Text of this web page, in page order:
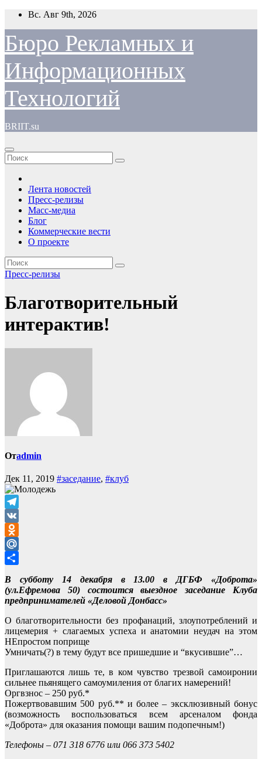
Перейти
содержимому
Вс. Авг 9th, 2026
Бюро Рекламных и
Информационных
Технологий
BRIIT.su
Лента новостей
Пресс-релизы
Масс-медиа
Блог
Коммерческие вести
О проекте
Пресс-релизы
Благотворительный
интерактив!
Отadmin
Дек 11, 2019 #заседание, #клуб
Telegram
VK
Odnoklassniki
Mail.Ru
В субботу 14 декабря в 13.00 в ДГБФ «Доброта»
(ул.Ефремова 50) состоится выездное заседание Клуба
предпринимателей «Деловой Донбасс»
О благотворительности без профанаций, злоупотреблений и
лицемерия + слагаемых успеха и анатомии неудач на этом
НЕпростом поприще
Умничать(?) в тему будут все пришедшие и “вкусившие”…
Приглашаются лишь те, в ком чувство трезвой самоиронии
сильнее пьянящего самоумиления от благих намерений!
Оргвзнос – 250 руб.*
Пожертвовавшим 500 руб.** и более – эксклюзивный бонус
(возможность воспользоваться всем арсеналом фонда
«Доброта» для оказания помощи вашим подопечным!)
Телефоны – 071 318 6776 или 066 373 5402